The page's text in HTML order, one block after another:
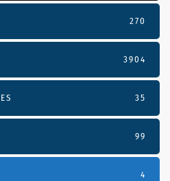
270
3904
35
99
4